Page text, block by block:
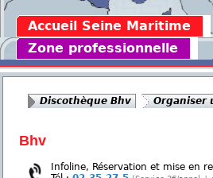
Accueil Seine Maritime
Zone professionnelle
Discothèque Bhv Organiser
Bhv
Infoline, Réservation et mise en